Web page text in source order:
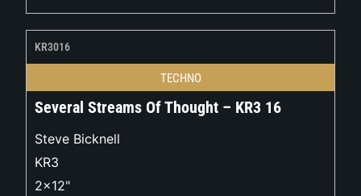
KR3016
TECHNO
Several Streams Of Thought – KR3 16
Steve Bicknell
KR3
2x12"